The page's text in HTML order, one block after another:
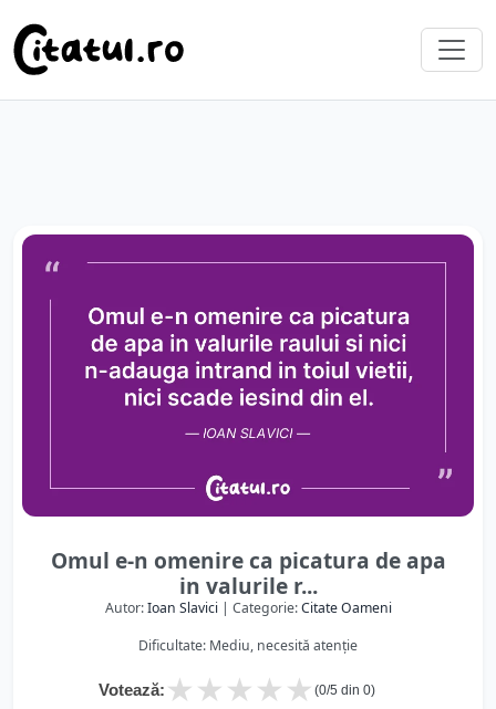
Omul e-n omenire ca picatura de apa
in valurile r...
Autor:Ioan Slavici| Categorie:Citate Oameni
Dificultate: Mediu, necesită atenție
Votează: ★
★
★
★
★ (0/5 din 0)